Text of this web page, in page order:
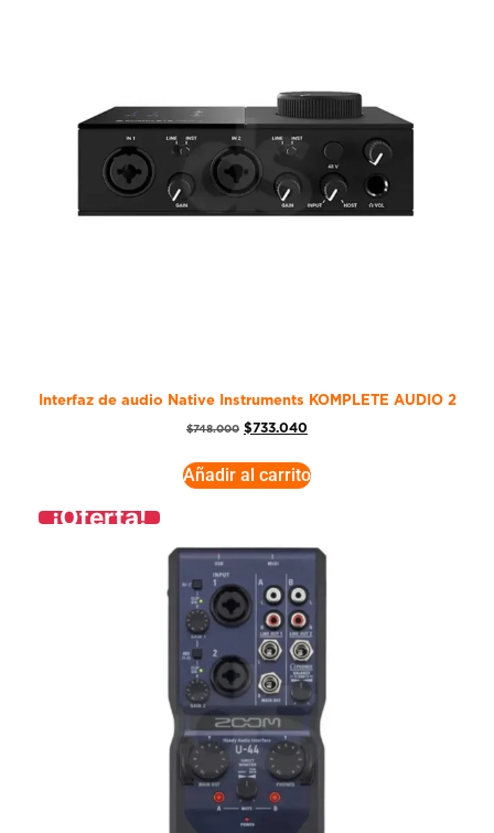
Interfaz de audio Native Instruments KOMPLETE AUDIO 2
$748.000 $733.040
Añadir al carrito
¡Oferta!